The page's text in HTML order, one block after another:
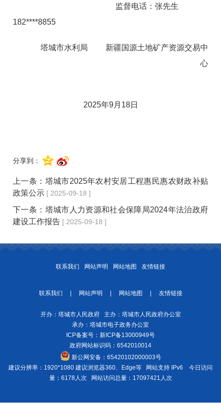
监督电话：张先生
182****8855
塔城市水利局 新疆国源土地矿产资源交易中
心
2025年9月18日
分享到：
上一条： 塔城市2025年农村安居工程惠民惠农财政补贴
政策公示 [ 2025-09-18 ]
下一条： 塔城市人力资源和社会保障局2024年法治政府
建设工作报告 [ 2025-09-18 ]
联系我们 网站声明 网站地图 友情链接
联系我们 | 网站声明 | 网站地图 | 友情链接
开办：塔城市人民政府 主办：塔城市人民政府办公室
承办：塔城市电子政务办公室
ICP备案号： 新ICP备13000949号
政府网站标识码：6542010014
新公网安备： 65420102000003号
建议分辨率：1920*1080 建议浏览器360、Edge等 网站支持 IPv6
今日访问
量：6178人次
网站访问总量：17097421人次